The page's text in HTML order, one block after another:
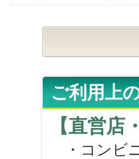
ご利用上
【直営店
・コンビ